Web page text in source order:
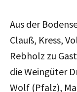
Aus der
Clauß, Kress,
Rebholz zu
die Weingüter
Wolf (Pfalz),